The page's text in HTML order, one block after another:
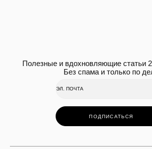
Полезные и вдохновляющие статьи
Без спама и только по
ПОДПИСАТЬСЯ